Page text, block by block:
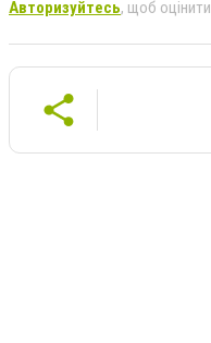
Авторизуйтесь, щоб оцінити